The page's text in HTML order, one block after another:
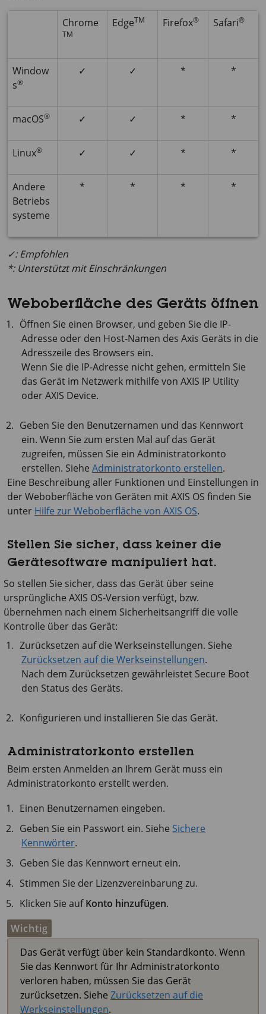
Chrome
TM
EdgeTM Firefox® Safari®
Window
s®
✓ ✓ * *
macOS® ✓ ✓ * *
Linux® ✓ ✓ * *
Andere
Betriebs
systeme
* * * *
✓: Empfohlen
*: Unterstützt mit Einschränkungen
Weboberfläche des Geräts öffnen
Öffnen Sie einen Browser, und geben Sie die IP-
Adresse oder den Host-Namen des Axis Geräts in die
Adresszeile des Browsers ein.
Wenn Sie die IP-Adresse nicht gehen, ermitteln Sie
das Gerät im Netzwerk mithilfe von AXIS IP Utility
oderAXIS Device.
Geben Sie den Benutzernamen und das Kennwort
ein. Wenn Sie zum ersten Mal auf das Gerät
zugreifen, müssen Sie ein Administratorkonto
erstellen. Siehe Administratorkonto erstellen.
Eine Beschreibung aller Funktionen und Einstellungen in
der Weboberfläche von Geräten mitAXIS OS finden Sie
unter Hilfe zur Weboberfläche von AXIS OS.
Stellen Sie sicher, dass keiner die
Gerätesoftware manipuliert hat.
So stellen Sie sicher, dass das Gerät über seine
ursprüngliche AXIS OS-Version verfügt, bzw.
übernehmen nach einem Sicherheitsangriff die volle
Kontrolle über das Gerät:
Zurücksetzen auf die Werkseinstellungen. Siehe
Zurücksetzen auf die Werkseinstellungen.
Nach dem Zurücksetzen gewährleistet Secure Boot
den Status des Geräts.
Konfigurieren und installieren Sie das Gerät.
Administratorkonto erstellen
Beim ersten Anmelden an Ihrem Gerät muss ein
Administratorkonto erstellt werden.
Einen Benutzernamen eingeben.
Geben Sie ein Passwort ein. Siehe Sichere
Kennwörter.
Geben Sie das Kennwort erneut ein.
Stimmen Sie der Lizenzvereinbarung zu.
Klicken Sie aufKonto hinzufügen.
Wichtig
Das Gerät verfügt über kein Standardkonto. Wenn
Sie das Kennwort für Ihr Administratorkonto
verloren haben, müssen Sie das Gerät
zurücksetzen. Siehe Zurücksetzen auf die
Werkseinstellungen.